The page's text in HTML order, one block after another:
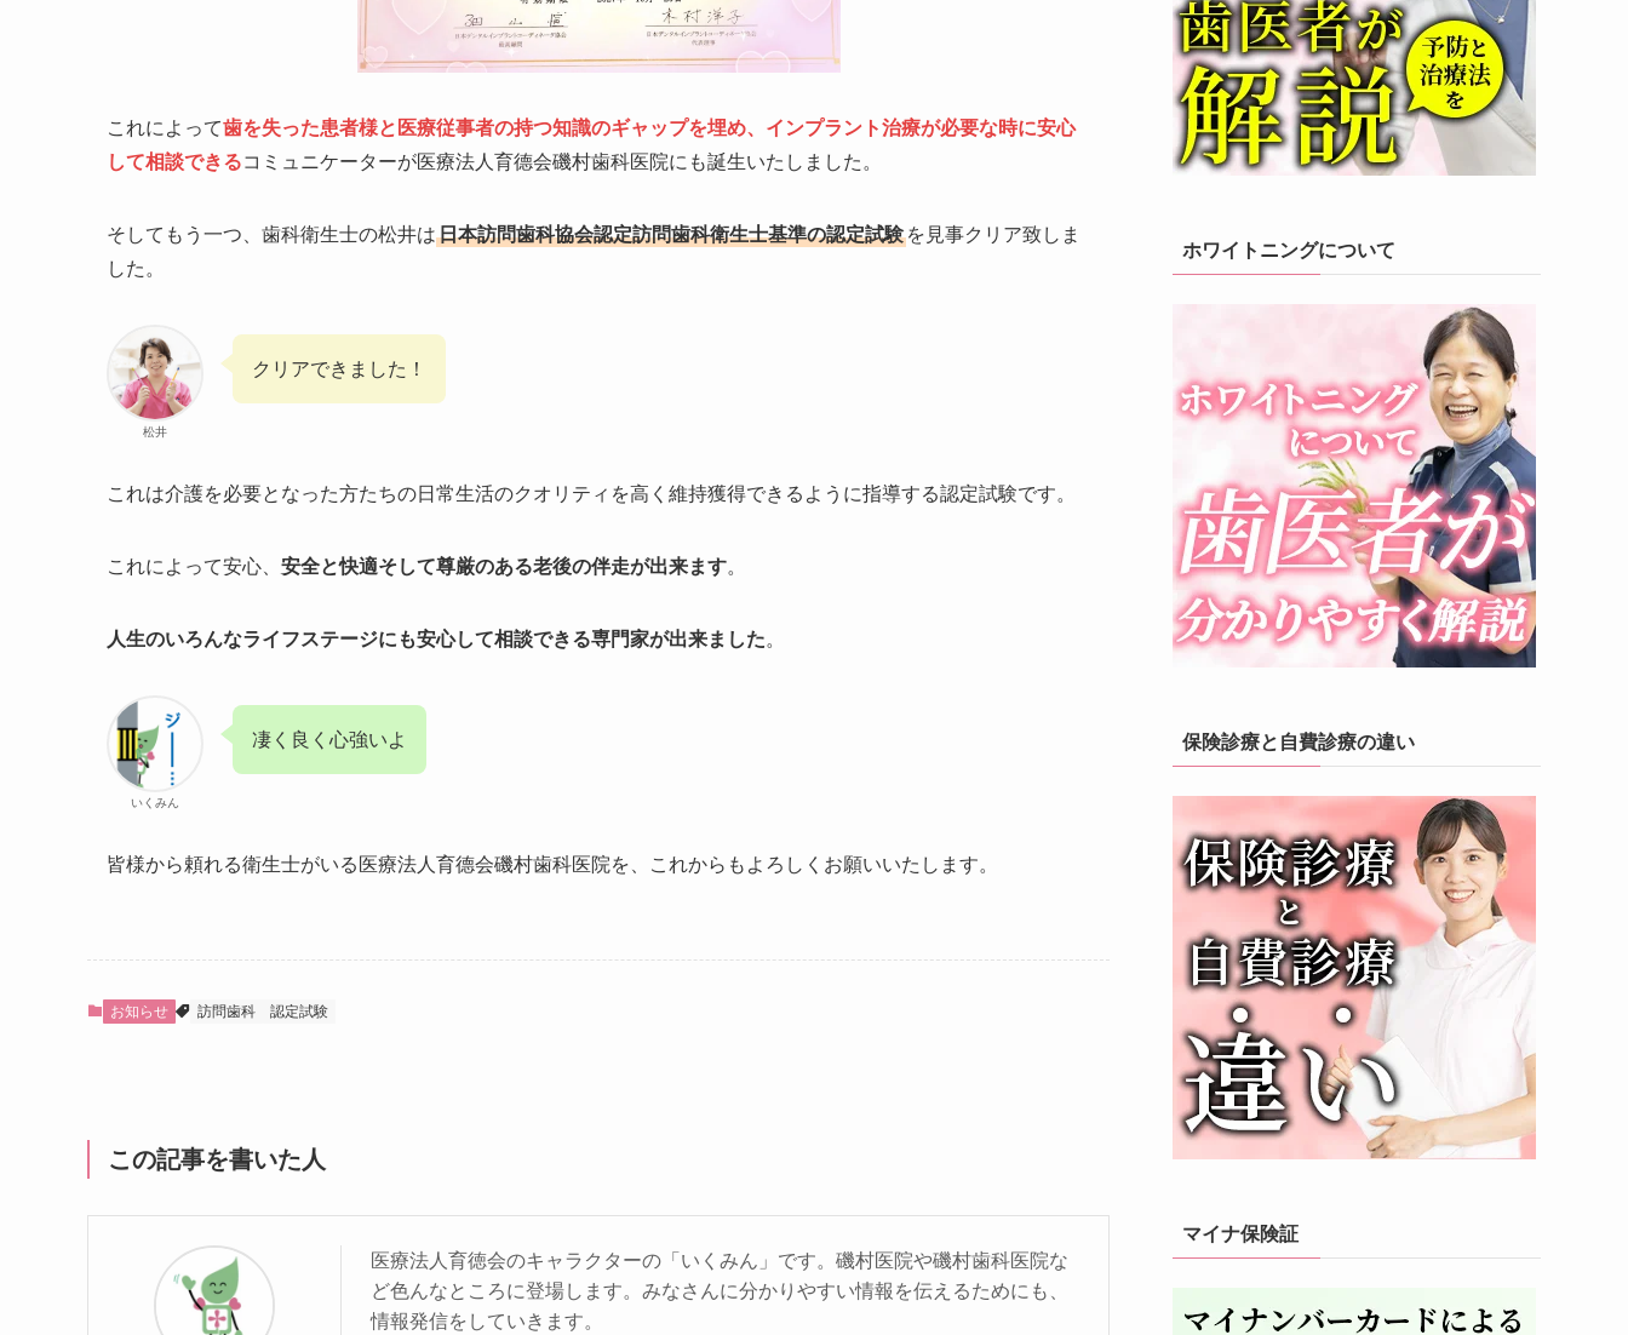
これによって歯を失った患者様と医療従事者の持つ知識のギャップを埋め、インプラント治療が必要な時に安心
して相談できるコミュニケーターが医療法人育德会磯村歯科医院にも誕生いたしました。
そしてもう一つ、歯科衛生士の松井は日本訪問歯科協会認定訪問歯科衛生士基準の認定試験 を見事クリア致しま
した。
松井
クリアできました！
これは介護を必要となった方たちの日常生活のクオリティを高く維持獲得できるように指導する認定試験です。
これによって安心、 安全と快適そして尊厳のある老後の伴走が出来ます。
人生のいろんなライフステージにも安心して相談できる専門家が出来ました。
いくみん
凄く良く心強いよ
皆様から頼れる衛生士がいる医療法人育德会磯村歯科医院を、これからもよろしくお願いいたします。
お知らせ 訪問歯科 認定試験
この記事を書いた人
医療法人育徳会のキャラクターの「いくみん」です。磯村医院や磯村歯科医院な
ど色んなところに登場します。みなさんに分かりやすい情報を伝えるためにも、
情報発信をしていきます。
ホワイトニングについて
保険診療と自費診療の違い
マイナ保険証